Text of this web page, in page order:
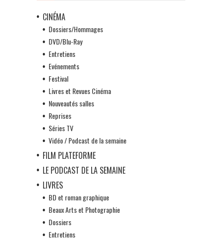
CINÉMA
Dossiers/Hommages
DVD/Blu-Ray
Entretiens
Evénements
Festival
Livres et Revues Cinéma
Nouveautés salles
Reprises
Séries TV
Vidéo / Podcast de la semaine
FILM PLATEFORME
LE PODCAST DE LA SEMAINE
LIVRES
BD et roman graphique
Beaux Arts et Photographie
Dossiers
Entretiens